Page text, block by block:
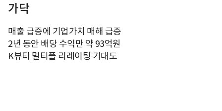
가닥
매출 급증에 기업가치 매해 급증
2년 동안 배당 수익만 약 93억원
K뷰티 멀티플 리레이팅 기대도